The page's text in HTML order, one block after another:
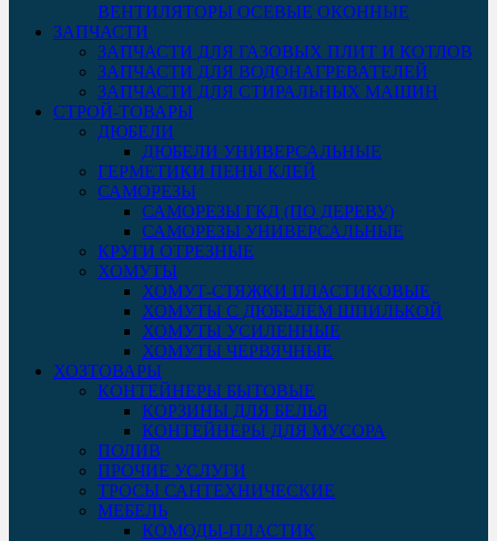
ВЕНТИЛЯТОРЫ ОСЕВЫЕ ОКОННЫЕ
ЗАПЧАСТИ
ЗАПЧАСТИ ДЛЯ ГАЗОВЫХ ПЛИТ И КОТЛОВ
ЗАПЧАСТИ ДЛЯ ВОДОНАГРЕВАТЕЛЕЙ
ЗАПЧАСТИ ДЛЯ СТИРАЛЬНЫХ МАШИН
СТРОЙ-ТОВАРЫ
ДЮБЕЛИ
ДЮБЕЛИ УНИВЕРСАЛЬНЫЕ
ГЕРМЕТИКИ ПЕНЫ КЛЕЙ
САМОРЕЗЫ
САМОРЕЗЫ ГКД (ПО ДЕРЕВУ)
САМОРЕЗЫ УНИВЕРСАЛЬНЫЕ
КРУГИ ОТРЕЗНЫЕ
ХОМУТЫ
ХОМУТ-СТЯЖКИ ПЛАСТИКОВЫЕ
ХОМУТЫ С ДЮБЕЛЕМ ШПИЛЬКОЙ
ХОМУТЫ УСИЛЕННЫЕ
ХОМУТЫ ЧЕРВЯЧНЫЕ
ХОЗТОВАРЫ
КОНТЕЙНЕРЫ БЫТОВЫЕ
КОРЗИНЫ ДЛЯ БЕЛЬЯ
КОНТЕЙНЕРЫ ДЛЯ МУСОРА
ПОЛИВ
ПРОЧИЕ УСЛУГИ
ТРОСЫ САНТЕХНИЧЕСКИЕ
МЕБЕЛЬ
КОМОДЫ-ПЛАСТИК